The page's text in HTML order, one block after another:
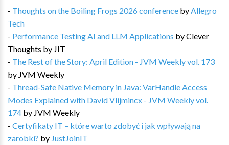
- Thoughts on the Boiling Frogs 2026 conference by Allegro
Tech
- Performance Testing AI and LLM Applications byClever
Thoughts by JIT
- The Rest of the Story: April Edition - JVM Weekly vol. 173
by JVM Weekly
- Thread-Safe Native Memory in Java: VarHandle Access
Modes Explained with David Vlijmincx - JVM Weekly vol.
174 by JVM Weekly
- Certyfikaty IT – które warto zdobyć i jak wpływają na
zarobki? by JustJoinIT